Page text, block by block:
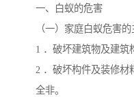
一、白蚁的危害
（一）家庭白蚁危害
1 ．破坏建筑物及建筑
2 ．破坏构件及装修材
全非。